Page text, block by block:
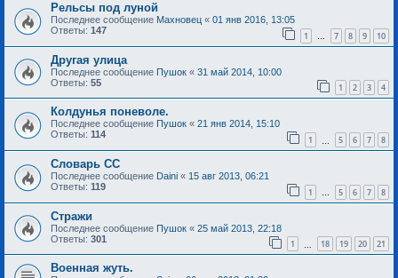
Рельсы под луной
Последнее сообщение Махновец « 01 янв 2016, 13:05
Ответы: 147 1 … 7 8 9 10
Другая улица
Последнее сообщение Пушок « 31 май 2014, 10:00
Ответы: 55 1 2 3 4
Колдунья поневоле.
Последнее сообщение Пушок « 21 янв 2014, 15:10
Ответы: 114 1 5 6 7 8
Словарь СС
Последнее сообщение Daini « 15 авг 2013, 06:21
Ответы: 119 1 … 5 6 7 8
Стражи
Последнее сообщение Пушок « 25 май 2013, 22:18
Ответы: 301 1 18 19 20 21
Военная жуть.